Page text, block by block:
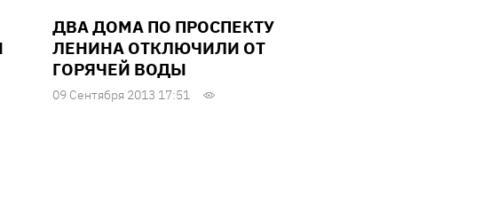
ДВА ДОМА ПО ПРОСПЕКТУ
ЛЕНИНА ОТКЛЮЧИЛИ ОТ
ГОРЯЧЕЙ ВОДЫ
09 Сентября 2013 17:51